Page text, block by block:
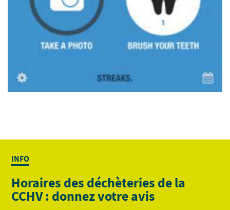
INFO
Horaires des déchèteries de la
CCHV : donnez votre avis